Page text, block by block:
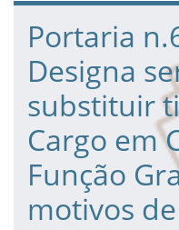
Fim da navegação
Início do conteúdo
Portaria
Designa
substituir
Cargo em
Função
motivos